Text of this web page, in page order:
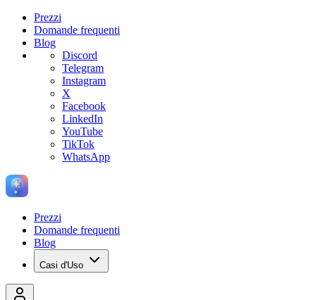
Prezzi
Domande frequenti
Blog
Discord
Telegram
Instagram
X
Facebook
LinkedIn
YouTube
TikTok
WhatsApp
Prezzi
Domande frequenti
Blog
Casi d'Uso